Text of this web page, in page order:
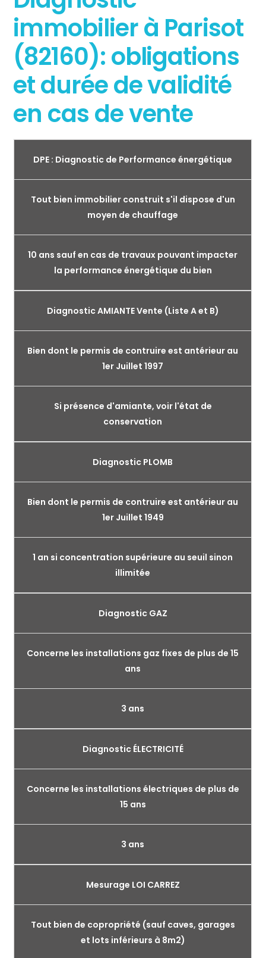
immobilier à Parisot
(82160): obligations
et durée de validité
en cas de vente
DPE : Diagnostic de Performance énergétique
Tout bien immobilier construit s'il dispose d'un
moyen de chauffage
10 ans sauf en cas de travaux pouvant impacter
la performance énergétique du bien
Diagnostic AMIANTE Vente (Liste A et B)
Bien dont le permis de contruire est antérieur au
1er Juillet 1997
Si présence d'amiante, voir l'état de
conservation
Diagnostic PLOMB
Bien dont le permis de contruire est antérieur au
1er Juillet 1949
1 an si concentration supérieure au seuil sinon
illimitée
Diagnostic GAZ
Concerne les installations gaz fixes de plus de 15
ans
3 ans
Diagnostic ÉLECTRICITÉ
Concerne les installations électriques de plus de
15 ans
3 ans
Mesurage LOI CARREZ
Tout bien de copropriété (sauf caves, garages
et lots inférieurs à 8m2)